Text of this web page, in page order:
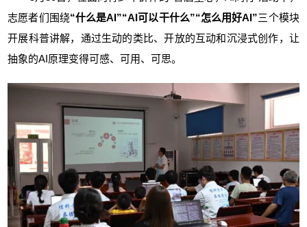
志愿者们围绕“什么是AI”“AI可以干什么”“怎么用好AI”三个模块
开展科普讲解，通过生动的类比、开放的互动和沉浸式创作，让
抽象的AI原理变得可感、可用、可思。